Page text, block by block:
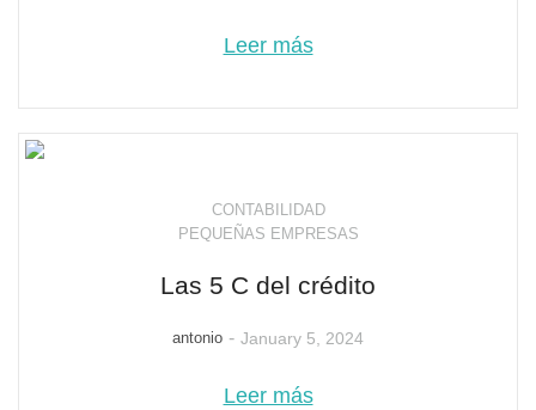
Leer más
CONTABILIDAD
PEQUEÑAS EMPRESAS
Las 5 C del crédito
antonio - January 5, 2024
Leer más